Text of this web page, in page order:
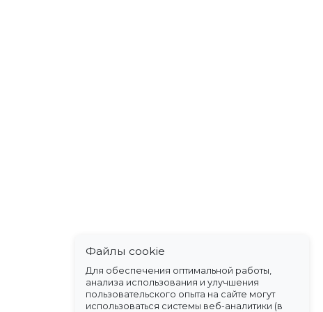
Файлы cookie
Для обеспечения оптимальной работы,
анализа использования и улучшения
пользовательского опыта на сайте могут
использоваться системы веб-аналитики (в